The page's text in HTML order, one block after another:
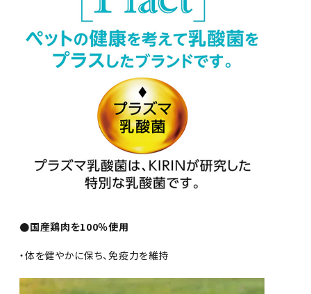
●国産鶏肉を100％使用
・体を健やかに保ち、免疫力を維持